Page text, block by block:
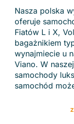
Nasza polska
oferuje
Fiatów L i X,
bagażnikiem
wynajmiecie u
Viano. W
samochody
samochód